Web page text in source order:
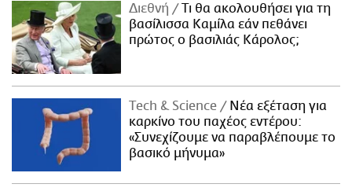
Διεθνή
Τι θα ακολουθήσει για τη
βασίλισσα Καμίλα εάν πεθάνει
πρώτος ο βασιλιάς Κάρολος;
Τech & Science
Νέα εξέταση για
καρκίνο του παχέος εντέρου:
«Συνεχίζουμε να παραβλέπουμε το
βασικό μήνυμα»